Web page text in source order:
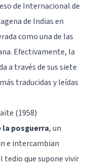
de Internacional de
de Indias en
como una de las
Efectivamente, la
a través de sus siete
traducidas y leídas
(1958)
la posguerra, un
e intercambian
tedio que supone vivir